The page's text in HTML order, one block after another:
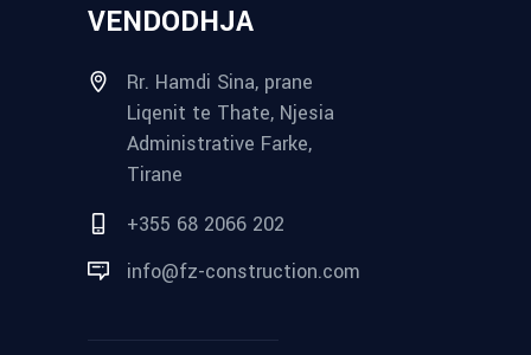
VENDODHJA
Rr. Hamdi Sina, prane
Liqenit te Thate, Njesia
Administrative Farke,
Tirane
+355 68 2066 202
info@fz-construction.com